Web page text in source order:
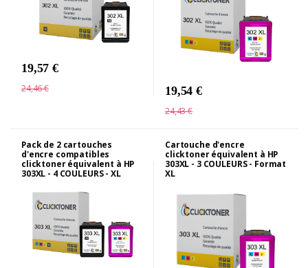
19,57 €
24,46 € 19,54 €
24,43 €
Pack de 2 cartouches
d'encre compatibles
clicktoner équivalent à HP
303XL - 4 COULEURS - XL
Cartouche d'encre
clicktoner équivalent à HP
303XL - 3 COULEURS - Format
XL